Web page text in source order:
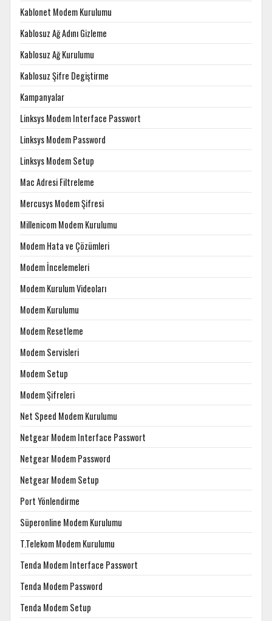
Kablonet Modem Kurulumu
Kablosuz Ağ Adını Gizleme
Kablosuz Ağ Kurulumu
Kablosuz Şifre Degiştirme
Kampanyalar
Linksys Modem Interface Passwort
Linksys Modem Password
Linksys Modem Setup
Mac Adresi Filtreleme
Mercusys Modem Şifresi
Millenicom Modem Kurulumu
Modem Hata ve Çözümleri
Modem İncelemeleri
Modem Kurulum Videoları
Modem Kurulumu
Modem Resetleme
Modem Servisleri
Modem Setup
Modem Şifreleri
Net Speed Modem Kurulumu
Netgear Modem Interface Passwort
Netgear Modem Password
Netgear Modem Setup
Port Yönlendirme
Süperonline Modem Kurulumu
T.Telekom Modem Kurulumu
Tenda Modem Interface Passwort
Tenda Modem Password
Tenda Modem Setup